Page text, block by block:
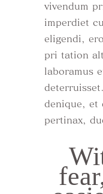
vivendum
imperdiet
eligendi,
pri tation
laboramus
denique, et
pertinax,